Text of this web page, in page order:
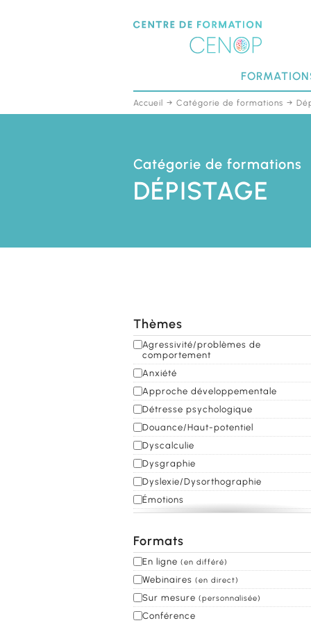
Accueil Catégorie de formations
Catégorie de formations
DÉPISTAGE
Thèmes
Thèmes
Agressivité/problèmes de
comportement
Anxiété
Approche développementale
Détresse psychologique
Douance/Haut-potentiel
Dyscalculie
Dysgraphie
Dyslexie/Dysorthographie
Émotions
Épisode Dépressif Caractérisé (EDC)
Fonctions exécutives
Genralité
Habiletés sociales
Handicap intellectuel
Formats
Formats
En ligne (en différé)
Webinaires (en direct)
Sur mesure (personnalisée)
Conférence